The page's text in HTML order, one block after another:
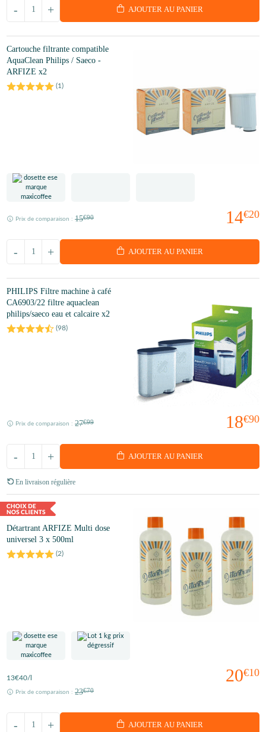
+
- AJOUTER AU PANIER
Cartouche filtrante compatible
AquaClean Philips / Saeco -
ARFIZE x2
(1)
14€20
Prix de comparaison : 15€90
+
- AJOUTER AU PANIER
PHILIPS Filtre machine à café
CA6903/22 filtre aquaclean
philips/saeco eau et calcaire x2
(98)
18€90
Prix de comparaison : 27€99
+
- AJOUTER AU PANIER
En livraison régulière
Détartrant ARFIZE Multi dose
universel 3 x 500ml
(2)
20€10
13€40/l
Prix de comparaison : 23€70
+
- AJOUTER AU PANIER